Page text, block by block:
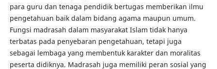
para guru dan tenaga pendidik bertugas memberikan ilmu
pengetahuan baik dalam bidang agama maupun umum.
Fungsi madrasah dalam masyarakat Islam tidak hanya
terbatas pada penyebaran pengetahuan, tetapi juga
sebagai lembaga yang membentuk karakter dan moralitas
peserta didiknya. Madrasah juga memiliki peran sosial yang